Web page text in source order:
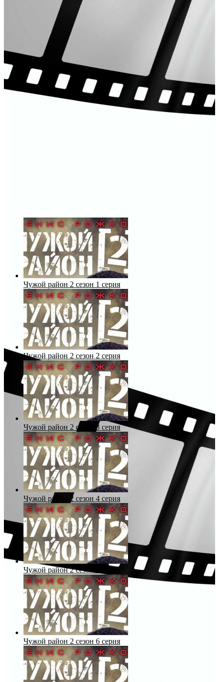
Чужой район 2 сезон 1 серия
Чужой район 2 сезон 2 серия
Чужой район 2 сезон 3 серия
Чужой район 2 сезон 4 серия
Чужой район 2 сезон 5 серия
Чужой район 2 сезон 6 серия